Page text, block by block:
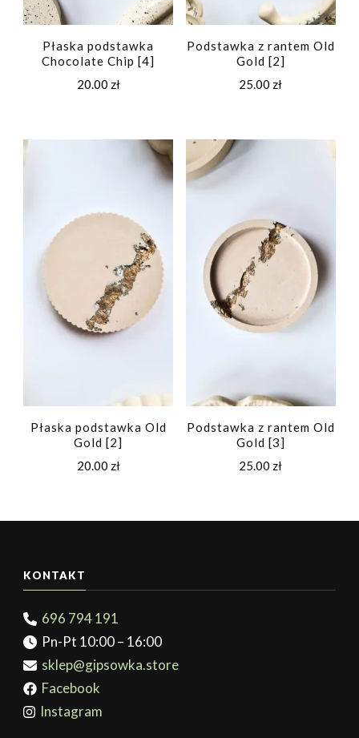
Płaska podstawka
Chocolate Chip [4]
20.00 zł
Podstawka z rantem Old
Gold [2]
25.00 zł
Płaska podstawka Old
Gold [2]
20.00 zł
Podstawka z rantem Old
Gold [3]
25.00 zł
KONTAKT
696 794 191
Pn-Pt 10:00 – 16:00
sklep@gipsowka.store
Facebook
Instagram